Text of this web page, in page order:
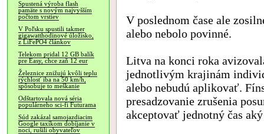
Spustená výroba flash
pamäte s novým najvyšším
počtom vrstiev
V Poľsku spustili takmer
gigawatthodinové úložisko,
z LiFePO4 článkov
Telekom pridal 12 GB balík
pre Easy, chce zaň 12 eur
Železnice znižujú kvôli teplu
rýchlosť iba na 50 km/h,
spôsobuje to meškanie
Odštartovala nová séria
populárneho sci-fi Futurama
Súd zakázal samojazdiacim
Google taxíkom dobíjanie v
noci, rušili obyvateľov
V poslednom čase ale
alebo nebolo povinné.
Litva na konci roka
jednotlivým krajinám
alebo nebudú aplikovať.
presadzovanie zrušenia
akceptovať jednotný čas